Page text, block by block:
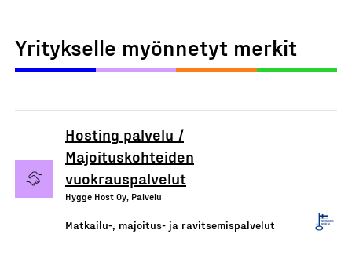
Yritykselle myönnetyt merkit
Hosting palvelu /
Majoituskohteiden
vuokrauspalvelut
Hygge Host Oy, Palvelu
Matkailu-, majoitus- ja ravitsemispalvelut